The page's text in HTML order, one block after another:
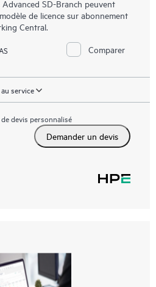
Advanced SD-Branch peuvent
de licence sur abonnement
Central.
Comparer
service
devis personnalisé
Demander un devis